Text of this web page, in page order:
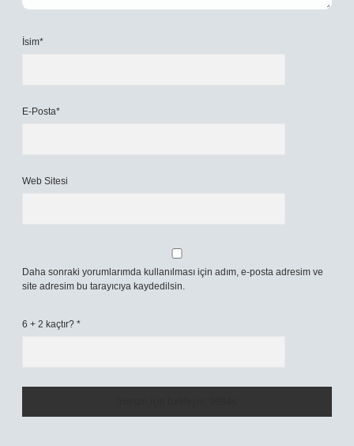
İsim*
E-Posta*
Web Sitesi
Daha sonraki yorumlarımda kullanılması için adım, e-posta adresim ve
site adresim bu tarayıcıya kaydedilsin.
6 + 2 kaçtır? *